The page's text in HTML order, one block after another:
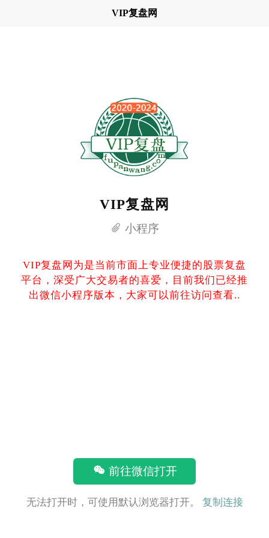
VIP复盘网
VIP复盘网
小程序
VIP复盘网为是当前市面上专业便捷的股票复盘
平台，深受广大交易者的喜爱，目前我们已经推
出微信小程序版本，大家可以前往访问查看..
前往微信打开
无法打开时，可使用默认浏览器打开。 复制连接